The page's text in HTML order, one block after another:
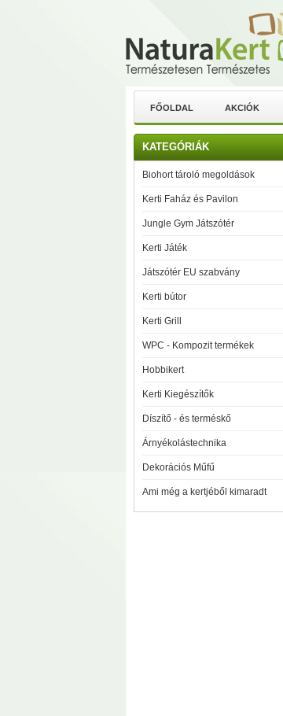
FŐOLDAL AKCIÓK
KATEGÓRIÁK
Biohort tároló megoldások
Kerti Faház és Pavilon
Jungle Gym Játszótér
Kerti Játék
Játszótér EU szabvány
Kerti bútor
Kerti Grill
WPC - Kompozit termékek
Hobbikert
Kerti Kiegészítők
Díszítő - és terméskő
Árnyékolástechnika
Dekorációs Műfű
Ami még a kertjéből kimaradt